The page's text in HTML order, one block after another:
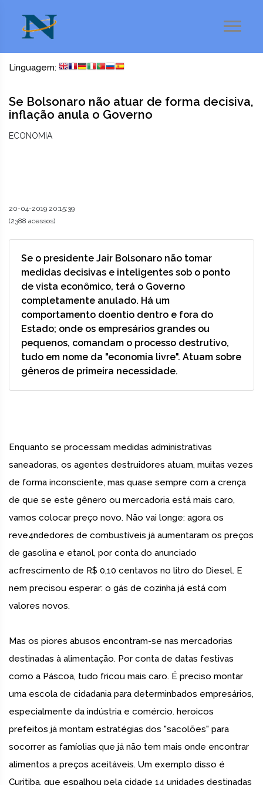
Linguagem:
Se Bolsonaro não atuar de forma decisiva,
inflação anula o Governo
ECONOMIA
20-04-2019 20:15:39
(2388 acessos)
Se o presidente Jair Bolsonaro não tomar
medidas decisivas e inteligentes sob o ponto
de vista econômico, terá o Governo
completamente anulado. Há um
comportamento doentio dentro e fora do
Estado; onde os empresários grandes ou
pequenos, comandam o processo destrutivo,
tudo em nome da "economia livre". Atuam sobre
gêneros de primeira necessidade.
Enquanto se processam medidas administrativas
saneadoras, os agentes destruidores atuam, muitas vezes
de forma inconsciente, mas quase sempre com a crença
de que se este gênero ou mercadoria está mais caro,
vamos colocar preço novo. Não vai longe: agora os
reve4ndedores de combustíveis já aumentaram os preços
de gasolina e etanol, por conta do anunciado
acfrescimento de R$ 0,10 centavos no litro do Diesel. E
nem precisou esperar: o gás de cozinha já está com
valores novos.
Mas os piores abusos encontram-se nas mercadorias
destinadas à alimentação. Por conta de datas festivas
como a Páscoa, tudo fricou mais caro. É preciso montar
uma escola de cidadania para determinbados empresários,
especialmente da indústria e comércio. heroicos
prefeitos já montam estratégias dos "sacolões" para
socorrer as famíolias que já não tem mais onde encontrar
alimentos a preços aceitáveis. Um exemplo disso é
Curitiba, que espalhou pela cidade 14 unidades destinadas